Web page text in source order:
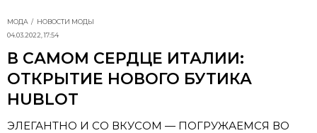
МОДА
НОВОСТИ МОДЫ
04.03.2022, 17:54
В САМОМ СЕРДЦЕ ИТАЛИИ:
ОТКРЫТИЕ НОВОГО БУТИКА
HUBLOT
ЭЛЕГАНТНО И СО ВКУСОМ — ПОГРУЖАЕМСЯ ВО